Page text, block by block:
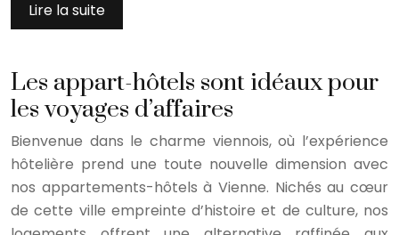
Lire la suite
Les appart-hôtels sont idéaux pour
les voyages d’affaires
Bienvenue dans le charme viennois, où l’expérience
hôtelière prend une toute nouvelle dimension avec
nos appartements-hôtels à Vienne. Nichés au cœur
de cette ville empreinte d’histoire et de culture, nos